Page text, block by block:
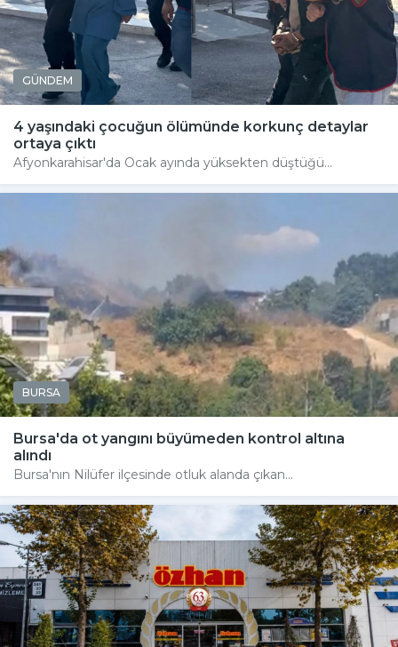
GÜNDEM
4 yaşındaki çocuğun ölümünde korkunç detaylar
ortaya çıktı
Afyonkarahisar'da Ocak ayında yüksekten düştüğü...
BURSA
Bursa'da ot yangını büyümeden kontrol altına
alındı
Bursa'nın Nilüfer ilçesinde otluk alanda çıkan...